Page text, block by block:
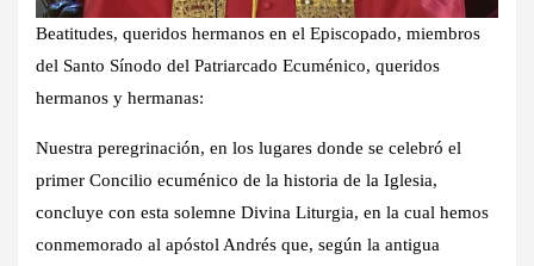
Beatitudes, queridos hermanos en el Episcopado, miembros
del Santo Sínodo del Patriarcado Ecuménico, queridos
hermanos y hermanas:
Nuestra peregrinación, en los lugares donde se celebró el
primer Concilio ecuménico de la historia de la Iglesia,
concluye con esta solemne Divina Liturgia, en la cual hemos
conmemorado al apóstol Andrés que, según la antigua